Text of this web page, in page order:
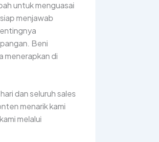
untuk menguasai
menjawab
Beni
menerapkan di
dan seluruh sales
menarik kami
melalui